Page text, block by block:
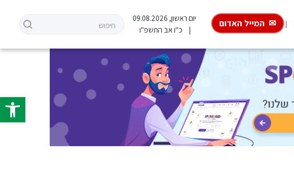
פתח
המייל האדום
יום ראשון, 09.08.2026
כ"ו אב התשפ"ו